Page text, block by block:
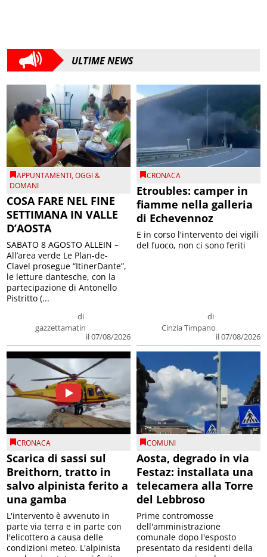
ULTIME NEWS
APPUNTAMENTI,OGGI &
DOMANI
COSA FARE NEL FINE
SETTIMANA IN VALLE
D’AOSTA
di
gazzettamatin
il 07/08/2026
SABATO 8 AGOSTO ALLEIN –
All’area verde Le Plan-de-
Clavel prosegue “ItinerDante”,
le letture dantesche, con la
partecipazione di Antonello
Pistritto (...
CRONACA
Etroubles: camper in
fiamme nella galleria
di Echevennoz
di
Cinzia Timpano
il 07/08/2026
E in corso l'intervento dei vigili
del fuoco, non ci sono feriti
CRONACA
Scarica di sassi sul
Breithorn, tratto in
salvo alpinista ferito a
una gamba
L'intervento è avvenuto in
parte via terra e in parte con
l'elicottero a causa delle
condizioni meteo. L'alpinista
COMUNI
Aosta, degrado in via
Festaz: installata una
telecamera alla Torre
del Lebbroso
Prime contromosse
dell'amministrazione
comunale dopo l'esposto
presentato da residenti della